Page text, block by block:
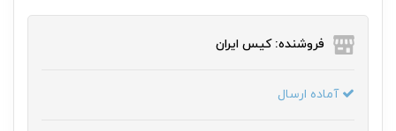
فروشنده: کیس ایران
آماده ارسال